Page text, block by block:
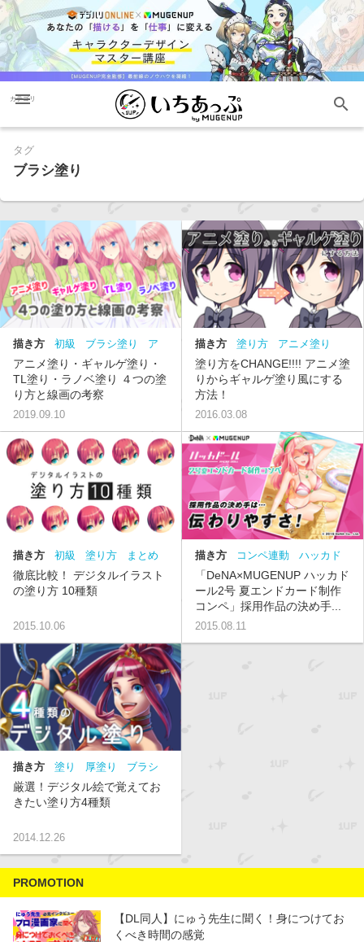
menu
カテゴリ search
タグ
ブラシ塗り
描き方 初級 ブラシ塗り
ア
ニメ塗り
ＴＬ塗り
ラノベ塗
り
線画 描き方 塗り方
アニメ塗り・ギャルゲ塗り・
TL塗り・ラノベ塗り ４つの塗
り方と線画の考察
2019.09.10
描き方 塗り方
アニメ塗り
ブラシ塗り
中級 講座
塗り方をCHANGE!!!! アニメ塗
りからギャルゲ塗り風にする
方法！
2016.03.08
描き方 初級 塗り方
まとめ
アニメ塗り
ブラシ塗り
厚塗
り
講座
徹底比較！ デジタルイラスト
の塗り方 10種類
2015.10.06
描き方 コンペ連動
ハッカド
ール
ブラシ塗り 版権
塗り
講座
「DeNA×MUGENUP ハッカド
ール2号 夏エンドカード制作
コンペ」採用作品の決め手...
2015.08.11
描き方 塗り 厚塗り
ブラシ
塗り
まとめ 初級 講座
厳選！デジタル絵で覚えてお
きたい塗り方4種類
2014.12.26
PROMOTION
【DL同人】にゅう先生に聞く！身につけてお
くべき時間の感覚